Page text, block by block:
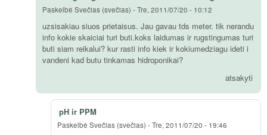
Paskelbė Svečias (svečias) -Tre, 2011/07/20 - 10:12
uzsisakiau siuos prietaisus. Jau gavau tds meter. tik nerandu
info kokie skaiciai turi buti.koks laidumas ir rugstingumas turi
buti siam reikalui? kur rasti info kiek ir kokiumedziagu ideti i
vandeni kad butu tinkamas hidroponikai?
atsakyti
pH ir PPM
Paskelbė Svečias (svečias) -Tre, 2011/07/20 - 19:46